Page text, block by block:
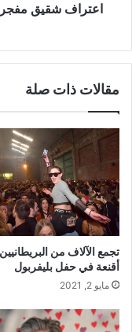
اعتراف شقيق
مقالات ذات صلة
تجمع الآلاف من
أقنعة في حفل بليفربول
مايو 2, 2021